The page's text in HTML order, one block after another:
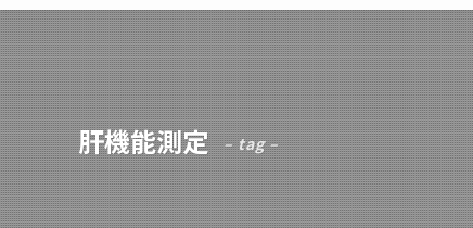
肝機能測定 – tag –